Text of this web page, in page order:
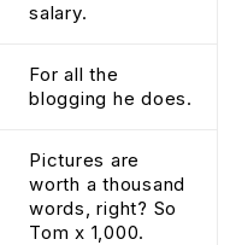
salary.
For all the
blogging he does.
Pictures are
worth a thousand
words, right? So
Tom x 1,000.